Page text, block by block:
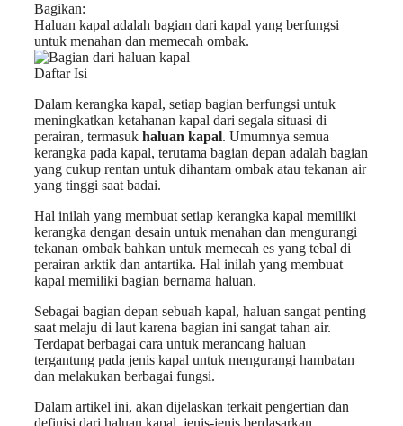
Bagikan:
Haluan kapal adalah bagian dari kapal yang berfungsi
untuk menahan dan memecah ombak.
Daftar Isi
Dalam kerangka kapal, setiap bagian berfungsi untuk
meningkatkan ketahanan kapal dari segala situasi di
perairan, termasuk haluan kapal. Umumnya semua
kerangka pada kapal, terutama bagian depan adalah bagian
yang cukup rentan untuk dihantam ombak atau tekanan air
yang tinggi saat badai.
Hal inilah yang membuat setiap kerangka kapal memiliki
kerangka dengan desain untuk menahan dan mengurangi
tekanan ombak bahkan untuk memecah es yang tebal di
perairan arktik dan antartika. Hal inilah yang membuat
kapal memiliki bagian bernama haluan.
Sebagai bagian depan sebuah kapal, haluan sangat penting
saat melaju di laut karena bagian ini sangat tahan air.
Terdapat berbagai cara untuk merancang haluan
tergantung pada jenis kapal untuk mengurangi hambatan
dan melakukan berbagai fungsi.
Dalam artikel ini, akan dijelaskan terkait pengertian dan